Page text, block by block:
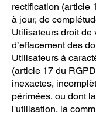
rectification (article
à jour, de
Utilisateurs droit de
d’effacement des
Utilisateurs à
(article 17 du
inexactes,
périmées, ou dont
l'utilisation, la